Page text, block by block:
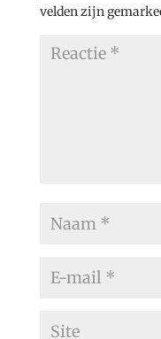
velden zijn